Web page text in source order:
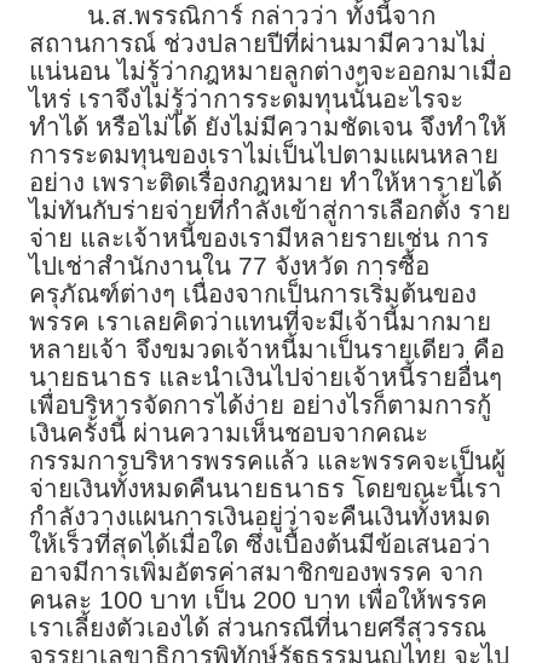
น.ส.พรรณิการ์ กล่าวว่า ทั้งนี้จาก
สถานการณ์ ช่วงปลายปีที่ผ่านมามีความไม่
แน่นอน ไม่รู้ว่ากฎหมายลูกต่างๆจะออกมาเมื่อ
ไหร่ เราจึงไม่รู้ว่าการระดมทุนนั้นอะไรจะ
ทำได้ หรือไม่ได้ ยังไม่มีความชัดเจน จึงทำให้
การระดมทุนของเราไม่เป็นไปตามแผนหลาย
อย่าง เพราะติดเรื่องกฎหมาย ทำให้หารายได้
ไม่ทันกับร่ายจ่ายที่กำลังเข้าสู่การเลือกตั้ง ราย
จ่าย และเจ้าหนี้ของเรามีหลายรายเช่น การ
ไปเช่าสำนักงานใน 77 จังหวัด การซื้อ
ครุภัณฑ์ต่างๆ เนื่องจากเป็นการเริ่มต้นของ
พรรค เราเลยคิดว่าแทนที่จะมีเจ้านี้มากมาย
หลายเจ้า จึงขมวดเจ้าหนี้มาเป็นรายเดียว คือ
นายธนาธร และนำเงินไปจ่ายเจ้าหนี้รายอื่นๆ
เพื่อบริหารจัดการได้ง่าย อย่างไรก็ตามการกู้
เงินครั้งนี้ ผ่านความเห็นชอบจากคณะ
กรรมการบริหารพรรคแล้ว และพรรคจะเป็นผู้
จ่ายเงินทั้งหมดคืนนายธนาธร โดยขณะนี้เรา
กำลังวางแผนการเงินอยู่ว่าจะคืนเงินทั้งหมด
ให้เร็วที่สุดได้เมื่อใด ซึ่งเบื้องต้นมีข้อเสนอว่า
อาจมีการเพิ่มอัตรค่าสมาชิกของพรรค จาก
คนละ 100 บาท เป็น 200 บาท เพื่อให้พรรค
เราเลี้ยงตัวเองได้ ส่วนกรณีที่นายศรีสุวรรณ
จรรยาเลขาธิการพิทักษ์รัฐธรรมนูญไทย จะไป